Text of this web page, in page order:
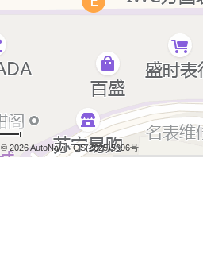
© 2026 AutoNavi- GS(2025)5996号